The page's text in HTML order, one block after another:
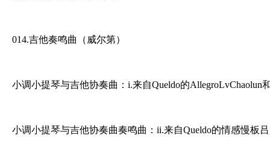
014.吉他奏鸣曲（威尔第）
小调小提琴与吉他协奏曲：i.来自Queldo的AllegroLvChaolun
小调小提琴与吉他协奏曲奏鸣曲：ii.来自Queldo的情感慢板吕